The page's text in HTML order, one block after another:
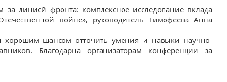
линией фронта: комплексное исследование вклада
войне», руководитель Тимофеева Анна
хорошим шансом отточить умения и навыки научно-
Благодарна организаторам конференции за